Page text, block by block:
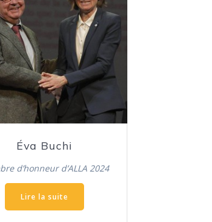
Éva Buchi
d’honneur d’ALLA 2024
Lire la suite